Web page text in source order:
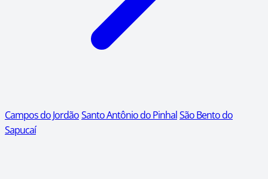
Campos do JordãoSanto Antônio do PinhalSão Bento do
Sapucaí